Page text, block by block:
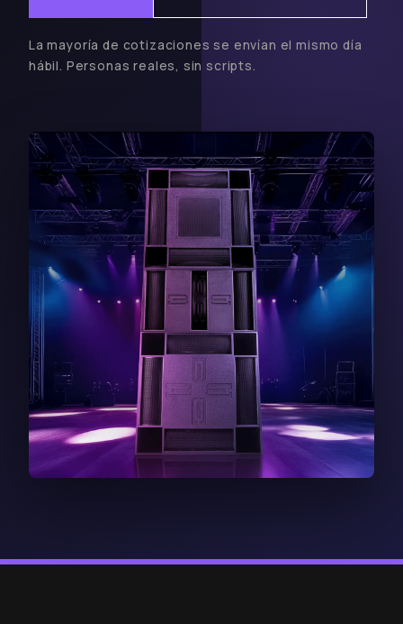
La mayoría de cotizaciones se envían el mismo día
hábil. Personas reales, sin scripts.